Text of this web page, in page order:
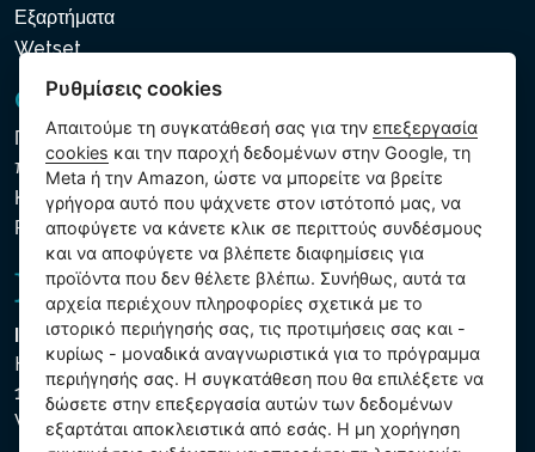
Εξαρτήματα
Wetset
GDPR και Cookies
Πολιτική προστασίας προσωπικών και λοιπών δεδομένων
που υποβάλλονται σε επεξεργασία
Κανόνες χρήσης των αρχείων cookie
Ρυθμίσεις cookies
Intex Trading, s.r.o.
Hradecká 2526/3
130 00 Praha 3
Vinohrady - Česká republika
Ρυθμίσεις cookies
Απαιτούμε τη συγκατάθεσή σας για τηνεπεξεργασία
cookies και την παροχή δεδομένων στην Google, τη
Meta ή την Amazon, ώστε να μπορείτε να βρείτε
γρήγορα αυτό που ψάχνετε στον ιστότοπό μας, να
αποφύγετε να κάνετε κλικ σε περιττούς συνδέσμους
και να αποφύγετε να βλέπετε διαφημίσεις για
προϊόντα που δεν θέλετε βλέπω. Συνήθως, αυτά τα
αρχεία περιέχουν πληροφορίες σχετικά με το
ιστορικό περιήγησής σας, τις προτιμήσεις σας και -
κυρίως - μοναδικά αναγνωριστικά για το πρόγραμμα
περιήγησής σας. Η συγκατάθεση που θα επιλέξετε να
δώσετε στην επεξεργασία αυτών των δεδομένων
εξαρτάται αποκλειστικά από εσάς. Η μη χορήγηση